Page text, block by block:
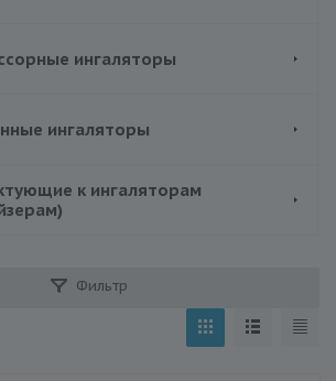
ингаляторы
ингаляторы
к ингаляторам
Фильтр